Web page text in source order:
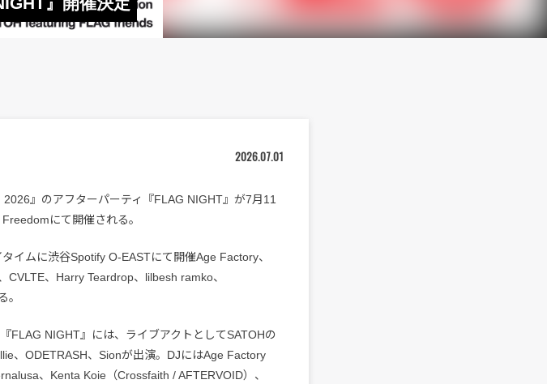
2026.07.01
』のアフターパーティ『FLAG NIGHT』が7月11
にて開催される。
イムに渋谷Spotify O-EASTにて開催Age Factory、
CVLTE、Harry Teardrop、lilbesh ramko、
。
FLAG NIGHT』には、ライブアクトとしてSATOHの
、ODETRASH、Sionが出演。DJにはAge Factory
、Kenta Koie（Crossfaith / AFTERVOID）、